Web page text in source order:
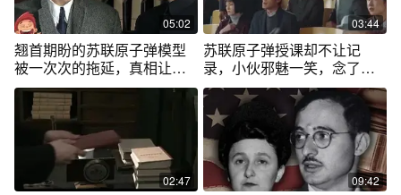
05:02
翘首期盼的苏联原子弹模型
被一次次的拖延，真相让人
觉得不可思议
03:44
苏联原子弹授课却不让记
录，小伙邪魅一笑，念了首
中国古诗搞定！
02:47 09:42